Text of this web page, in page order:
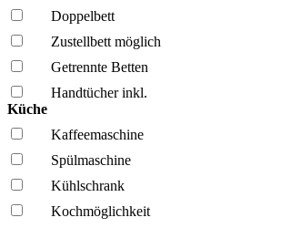
Doppelbett
Zustellbett möglich
Getrennte Betten
Handtücher inkl.
Küche
Kaffee­maschine
Spül­maschine
Kühl­schrank
Kochmöglich­keit